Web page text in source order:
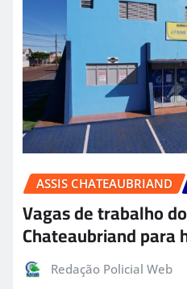
ASSIS CHATEAUBRIAND
Vagas de trabalho
Chateaubriand para
Redação Policial Web